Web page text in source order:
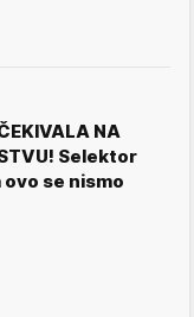
NA
Selektor
se nismo